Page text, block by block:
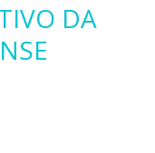
DA